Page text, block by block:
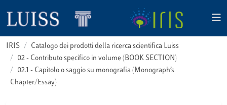
IRIS
Catalogo dei prodotti della ricerca scientifica Luiss
02 - Contributo specifico in volume (BOOK SECTION)
02.1 - Capitolo o saggio su monografia (Monograph’s
Chapter/Essay)